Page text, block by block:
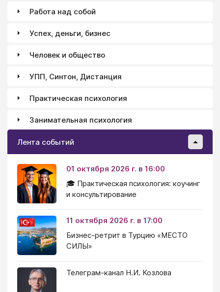
Работа над собой
Успех, деньги, бизнес
Человек и общество
УПП, Синтон, Дистанция
Практическая психология
Занимательная психология
Лента событий
01 октября 2026 г. в 16:00
🎓 Практическая психология: коучинг
и консультирование
11 октября 2026 г. в 17:00
Бизнес-ретрит в Турцию «МЕСТО
СИЛЫ»
Телеграм-канал Н.И. Козлова